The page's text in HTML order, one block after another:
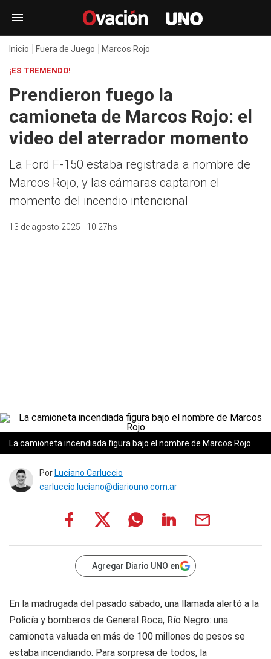
Inicio Fuera de Juego Marcos Rojo
¡ES TREMENDO!
Prendieron fuego la
camioneta de Marcos Rojo: el
video del aterrador momento
La Ford F-150 estaba registrada a nombre de
Marcos Rojo, y las cámaras captaron el
momento del incendio intencional
13 de agosto 2025 - 10:27hs
La camioneta incendiada figura bajo el nombre de Marcos Rojo
Por Luciano Carluccio
carluccio.luciano@diariouno.com.ar
Agregar Diario UNO en
En la madrugada del pasado sábado, una llamada alertó a la
Policía y bomberos de General Roca, Río Negro: una
camioneta valuada en más de 100 millones de pesos se
estaba incendiando. Para sorpresa de todos, la